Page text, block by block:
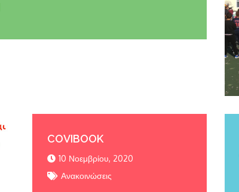
COVIBOOK
10 Νοεμβρίου, 2020
Ανακοινώσεις